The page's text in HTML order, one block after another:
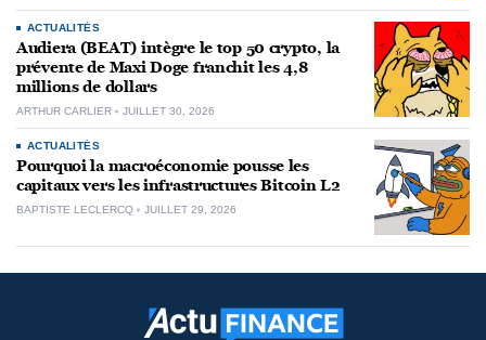
ACTUALITÉS
Audiera (BEAT) intègre le top 50 crypto, la
prévente de Maxi Doge franchit les 4,8
millions de dollars
ARTHUR CARLIER JUILLET 30, 2026
ACTUALITÉS
Pourquoi la macroéconomie pousse les
capitaux vers les infrastructures Bitcoin L2
BAPTISTE LECLERCQ JUILLET 29, 2026